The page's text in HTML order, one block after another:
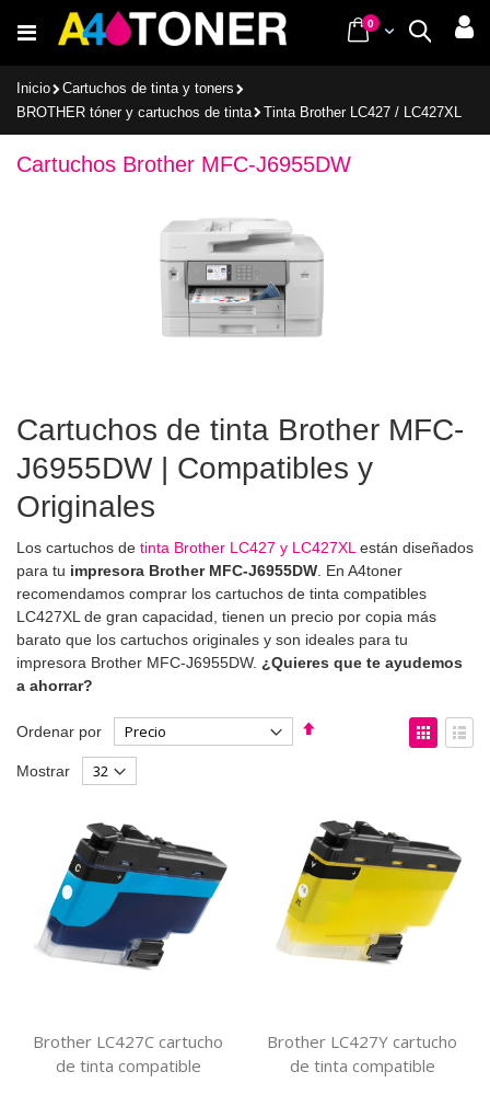
al
Buscar
Cart
0items
Inicio
Cartuchos de tinta y toners
BROTHER tóner y cartuchos de tinta
Tinta Brother LC427 / LC427XL
Cartuchos Brother MFC-J6955DW
Cartuchos de tinta Brother MFC-
J6955DW | Compatibles y
Originales
Los cartuchos de tinta Brother LC427 y LC427XL están diseñados
para tu impresora Brother MFC-J6955DW . En A4toner
recomendamos comprar los cartuchos de tinta compatibles
LC427XL de gran capacidad, tienen un precio por copia más
barato que los cartuchos originales y son ideales para tu
impresora Brother MFC-J6955DW. ¿Quieres que te ayudemos
a ahorrar?
Ordenar por
Fijar
Ver
como
Mostrar
Brother LC427C cartucho
de tinta compatible
Brother LC427Y cartucho
de tinta compatible